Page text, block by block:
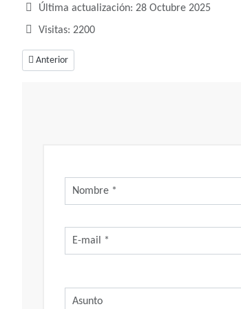
Última actualización: 28 Octubre 2025
Visitas: 2200
Artículo anterior: ¿Qué número juega soñar con caballo?
Anterior